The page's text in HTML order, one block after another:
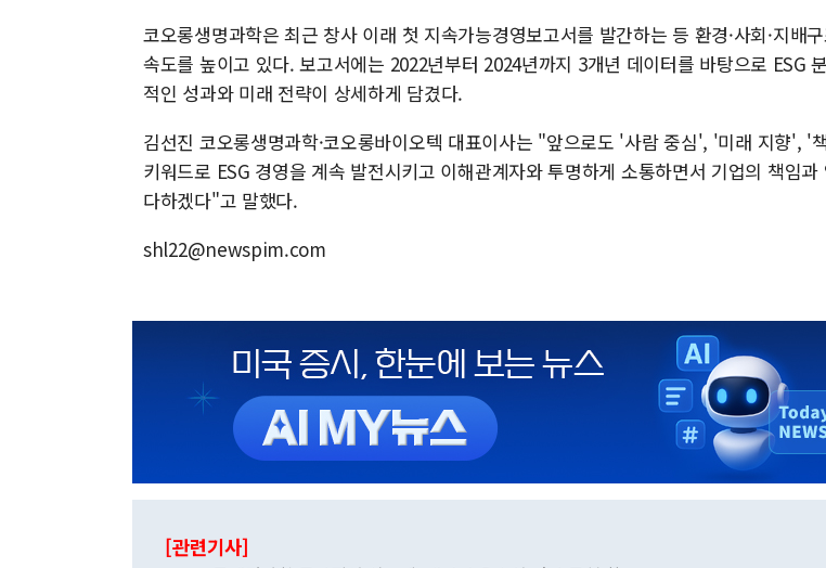
코오롱생명과학은 최근 창사 이래 첫 지속가능경영보고서를 발간하는 등 환경·사회·지배
속도를 높이고 있다. 보고서에는 2022년부터 2024년까지 3개년 데이터를 바탕으로 ESG
적인 성과와 미래 전략이 상세하게 담겼다.
김선진 코오롱생명과학·코오롱바이오텍 대표이사는 "앞으로도 '사람 중심', '미래 지향', '
키워드로 ESG 경영을 계속 발전시키고 이해관계자와 투명하게 소통하면서 기업의 책임과
다하겠다"고 말했다.
shl22@newspim.com
[관련기사]